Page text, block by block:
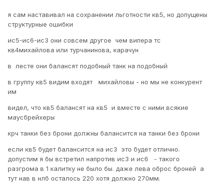
я сам наставивал на сохранении льготности кв5, но допущены
структурные ошибки
ис5-ис6-ис3 они совсем другое чем випера тс
кв4михайлова или турчанинова, карачун
в лесте они балансят подобный танк на подобный
в группу кв5 видим входят михайловы - но мы не конкурент
им
видел, что кв5 балансят на кв5 и вместе с ними всякие
маусбрейхеры
крч танки без брони должны балансится на танки без брони
если кв5 будет балансится на ис3 это будет отлично.
допустим я бы встретил напротив ис3 и ис6 - такого
разгрома в 1 калитку не было бы. даже лева оброс броней а
тут нав в нлб осталось 220 хотя должно 270мм.